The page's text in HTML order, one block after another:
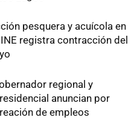
pesquera y acuícola en
registra contracción del
regional y
anuncian por
de empleos